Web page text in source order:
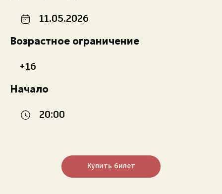
Купить билет
11.05.2026
Возрастное ограничение
+16
Начало
20:00